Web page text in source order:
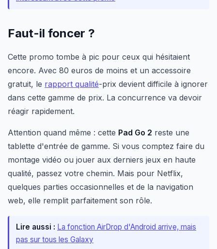
Faut-il foncer ?
Cette promo tombe à pic pour ceux qui hésitaient
encore. Avec 80 euros de moins et un accessoire
gratuit, le rapport qualité-prix devient difficile à ignorer
dans cette gamme de prix. La concurrence va devoir
réagir rapidement.
Attention quand même : cette Pad Go 2 reste une
tablette d'entrée de gamme. Si vous comptez faire du
montage vidéo ou jouer aux derniers jeux en haute
qualité, passez votre chemin. Mais pour Netflix,
quelques parties occasionnelles et de la navigation
web, elle remplit parfaitement son rôle.
Lire aussi : La fonction AirDrop d'Android arrive, mais
pas sur tous les Galaxy